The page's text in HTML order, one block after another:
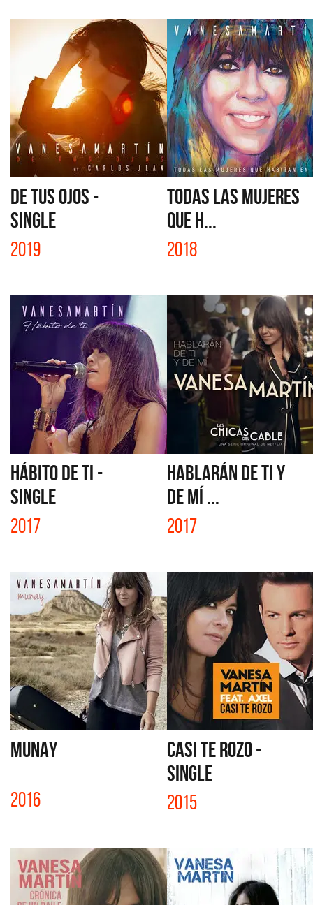
DE TUS OJOS -
SINGLE
2019
TODAS LAS MUJERES
QUE H...
2018
HÁBITO DE TI -
SINGLE
2017
HABLARÁN DE TI Y
DE MÍ ...
2017
MUNAY
2016
CASI TE ROZO -
SINGLE
2015